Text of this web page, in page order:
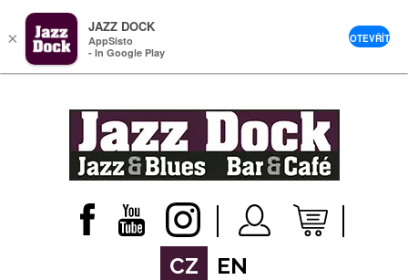
CZ EN
×
JAZZ DOCK
AppSisto
- In Google Play
OTEVŘÍT